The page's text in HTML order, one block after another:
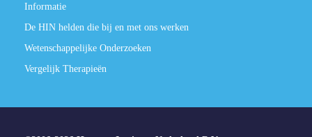
Informatie
De HIN helden die bij en met ons werken
Wetenschappelijke Onderzoeken
Vergelijk Therapieën